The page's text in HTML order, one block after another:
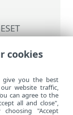
ESET
ESET
cookies
give you the best
website traffic,
can agree to the
all and close",
"Accept